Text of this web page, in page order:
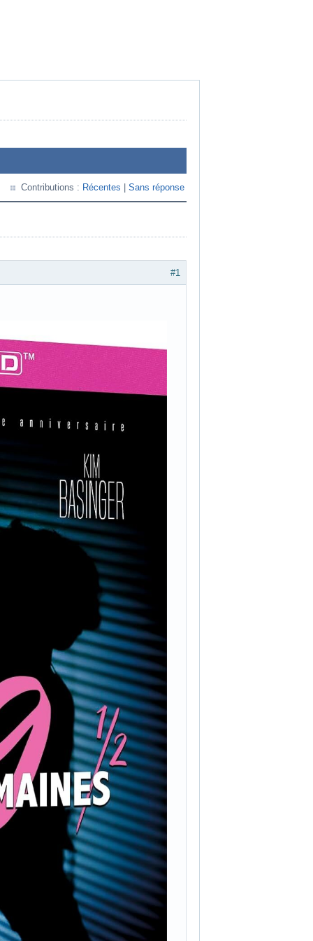
Contributions : Récentes Sans réponse
#1